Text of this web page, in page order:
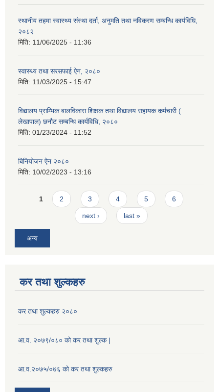
स्थानीय तहमा स्वास्थ्य संस्था दर्ता, अनुमति तथा नविकरण सम्बन्धि कार्यविधि,
२०८२
मिति: 11/06/2025 - 11:36
स्वास्थ्य तथा सरसफाई ऐन, २०८०
मिति: 11/03/2025 - 15:47
विद्यालय प्राम्भिक बालविकास शिक्षक तथा विद्यालय सहायक कर्मचारी (
लेखापाल) छनौट सम्बन्धि कार्यविधि, २०८०
मिति: 01/23/2024 - 11:52
बिनियोजन ऐन २०८०
मिति: 10/02/2023 - 13:16
Pages
1 2 3 4 5 6
next › last »
अन्य
कर तथा शुल्कहरु
कर तथा शुल्कहरु २०८०
आ.व. २०७९/०८० को कर तथा शुल्क |
आ.व.२०७५/०७६ को कर तथा शुल्कहरु